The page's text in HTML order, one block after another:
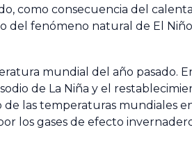
como consecuencia del
del fenómeno natural de El
mundial del año pasado.
de La Niña y el
las temperaturas mundiales
los gases de efecto